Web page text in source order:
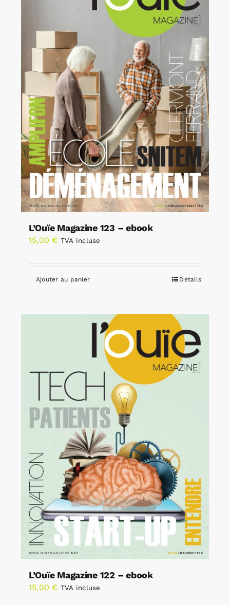
L’Ouïe Magazine 123 – ebook
15,00 € TVA incluse
Ajouter au panier Détails
L’Ouïe Magazine 122 – ebook
15,00 € TVA incluse